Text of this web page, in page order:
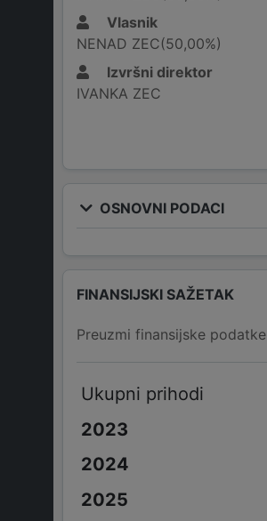
Vlasnik
NENAD ZEC(50,00%)
Izvršni direktor
IVANKA ZEC
OSNOVNI PODACI
FINANSIJSKI SAŽETAK
Preuzmi finansijske podatke
Ukupni prihodi